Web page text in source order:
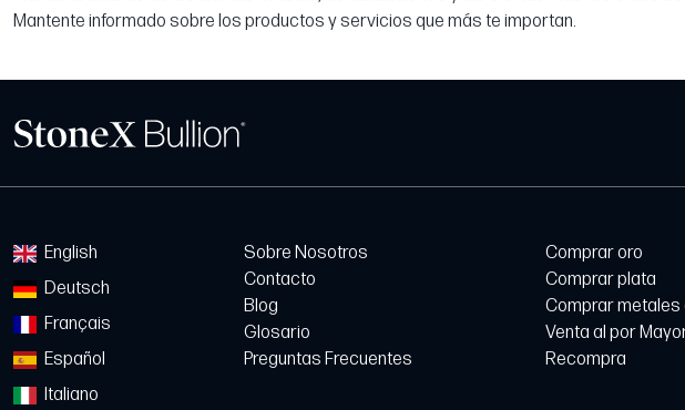
Mantente informado sobre los productos y servicios que más te importan.
English
Deutsch
Français
Español
Italiano
Sobre Nosotros
Contacto
Blog
Glosario
Preguntas Frecuentes
Comprar oro
Comprar plata
Comprar metales
Venta al por
Recompra